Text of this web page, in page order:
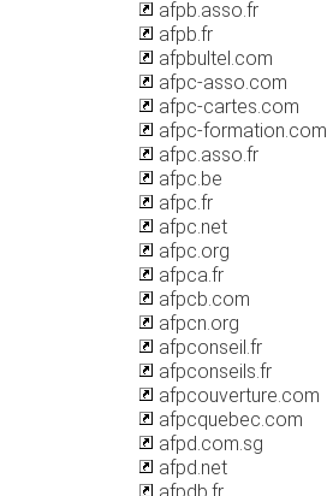
afpb.asso.fr
afpb.fr
afpbultel.com
afpc-asso.com
afpc-cartes.com
afpc-formation.com
afpc.asso.fr
afpc.be
afpc.fr
afpc.net
afpc.org
afpca.fr
afpcb.com
afpcn.org
afpconseil.fr
afpconseils.fr
afpcouverture.com
afpcquebec.com
afpd.com.sg
afpd.net